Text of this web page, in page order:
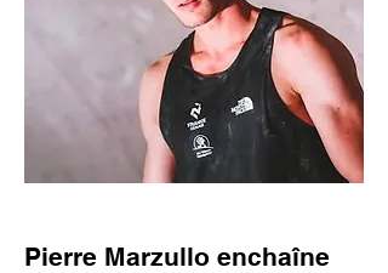
Pierre Marzullo enchaîne